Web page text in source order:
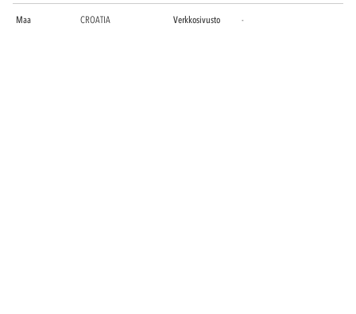
Maa CROATIA Verkkosivusto -